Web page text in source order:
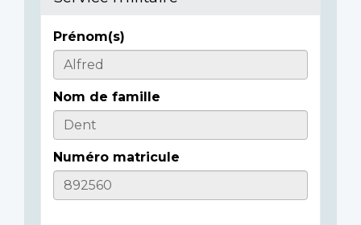
Casualty
Details
Prénom(s)
Nom de famille
Numéro matricule